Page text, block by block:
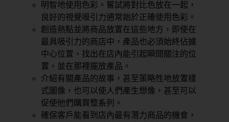
明智地使用色彩。嘗試將對比色放在一起，
良好的視覺吸引力通常始於正確使用色彩。
創造熱點並將商品放置在這些地方，即使在
最具吸引力的商店中，產品也必須始終佔據
中心位置，找出在店內能引起瞬間關注的位
置，並在那裡擺放產品。
介紹有關產品的故事，甚至策略性地放置樣
式圖像，也可以使人們產生想像，甚至可以
促使他們購買整系列。
確保客戶能看到店內最有潛力商品的機會，